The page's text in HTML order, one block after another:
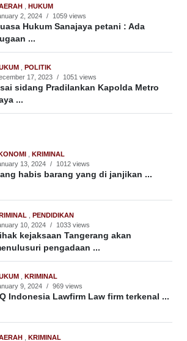
, HUKUM
2, 2024 / 1059 views
Hukum Sanajaya petani : Ada
...
, POLITIK
17, 2023 / 1051 views
sidang Pradilankan Kapolda Metro
...
, KRIMINAL
13, 2024 / 1012 views
habis barang yang di janjikan ...
, PENDIDIKAN
10, 2024 / 1033 views
kejaksaan Tangerang akan
pengadaan ...
, KRIMINAL
9, 2024 / 969 views
Indonesia Lawfirm Law firm terkenal ...
, KRIMINAL